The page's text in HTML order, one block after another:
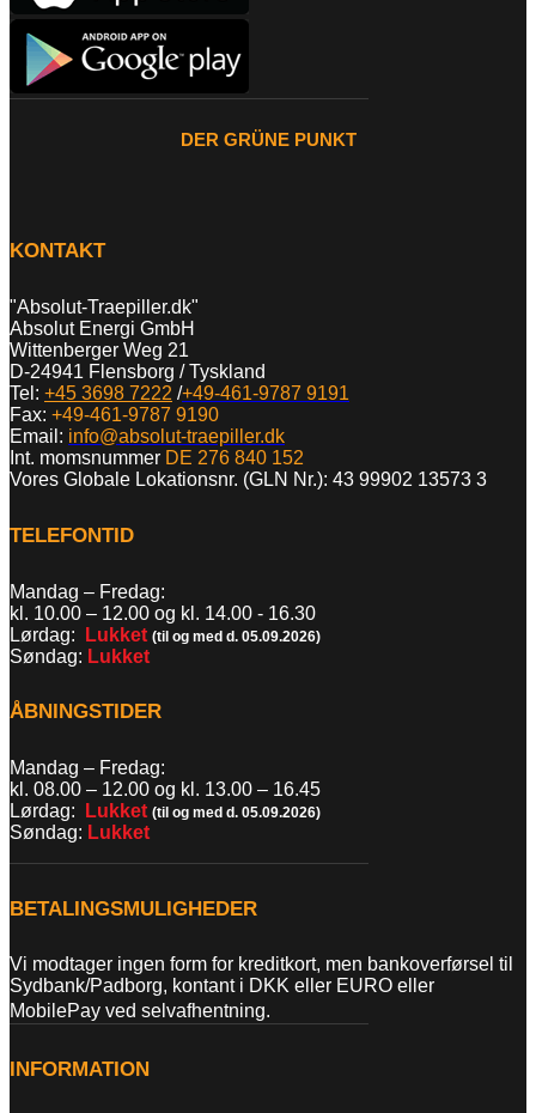
DER GRÜNE PUNKT
KONTAKT
"Absolut-Traepiller.dk"
Absolut Energi GmbH
Wittenberger Weg 21
D-24941 Flensborg / Tyskland
Tel: +45 3698 7222 /+49-461-9787 9191
Fax: +49-461-9787 9190
Email: info@absolut-traepiller.dk
Int. momsnummer DE 276 840 152
Vores Globale Lokationsnr. (GLN Nr.): 43 99902 13573 3
TELEFONTID
Mandag – Fredag:
kl. 10.00 – 12.00 og kl. 14.00 - 16.30
Lørdag:
Lukket (til og med d. 05.09.2026)
Søndag: Lukket
ÅBNINGSTIDER
Mandag – Fredag:
kl. 08.00 – 12.00 og kl. 13.00 – 16.45
Lørdag:
Lukket (til og med d. 05.09.2026)
Søndag: Lukket
BETALINGSMULIGHEDER
Vi modtager ingen form for kreditkort, men bankoverførsel til
Sydbank/Padborg, kontant i DKK eller EURO eller
MobilePay ved selvafhentning.
INFORMATION